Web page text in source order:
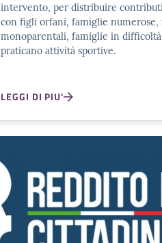
intervento, per distribuire
con figli orfani, famiglie numerose,
monoparentali, famiglie in
praticano attività sportive.
LEGGI DI PIU'